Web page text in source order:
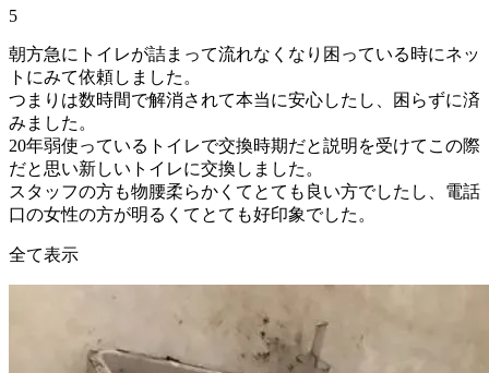
5
朝方急にトイレが詰まって流れなくなり困っている時にネッ
トにみて依頼しました。
つまりは数時間で解消されて本当に安心したし、困らずに済
みました。
20年弱使っているトイレで交換時期だと説明を受けてこの際
だと思い新しいトイレに交換しました。
スタッフの方も物腰柔らかくてとても良い方でしたし、電話
口の女性の方が明るくてとても好印象でした。
全て表示